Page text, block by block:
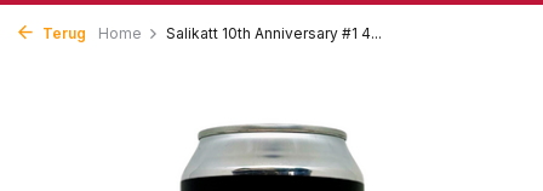
Terug Home Salikatt 10th Anniversary #1 4...